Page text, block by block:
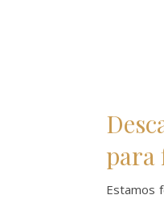
para
Estamos